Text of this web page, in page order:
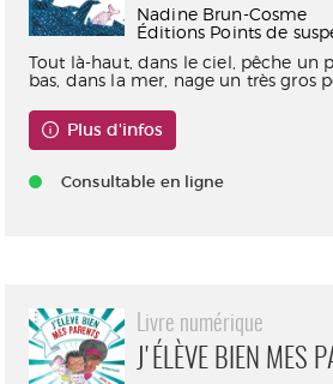
Nadine Brun-Cosme
Éditions Points de
Tout là-haut, dans le ciel, pêche un
bas, dans la mer, nage un très gros
Plus d'infos
Consultable en ligne
Livre numérique
J'ÉLÈVE BIEN MES